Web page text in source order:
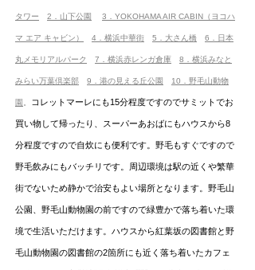
タ ワー 2．山下公園 3．YOKOHAMA AIR CABIN（ヨコハ
マ エア キャビン） 4．横浜中華街 5．大さん橋 6．日本
丸メモリアルパーク 7．横浜赤レンガ倉庫 8．横浜みなと
みらい万葉倶楽部 9．港の見える丘公園 10．野毛山動物
園 コレ ットマーレにも15分程度ですのでサミットでお
買い物して帰ったり、スーパーあおばにもハウスから8
分程度ですので自炊にも便利です。野毛もすぐですので
野毛飲みにもバッチリです。 周辺環境は駅の近くや繁華
街でないため静かで治安もよい場所となります。野毛山
公園、野毛山動物園の前ですので緑豊かで落ち着いた環
境で生活いただけます。ハウスから紅葉坂の図書館と野
毛山動物園の図書館の2箇所にも近く落ち着いたカフェ